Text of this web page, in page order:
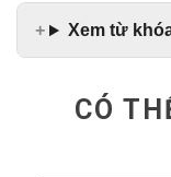
Xem từ
CÓ